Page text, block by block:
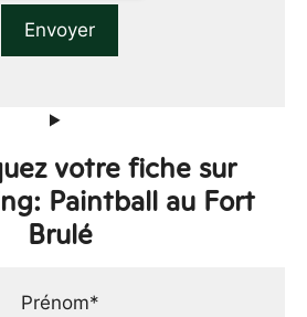
votre fiche sur
Paintball au Fort
Brulé
Prénom*